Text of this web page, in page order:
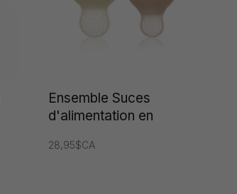
Ensemble Suces
d'alimentation en
28,95$CA